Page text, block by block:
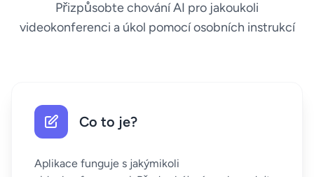
Přizpůsobte chování AI pro jakoukoli
videokonferenci a úkol pomocí osobních instrukcí
Co to je?
Aplikace funguje s jakýmikoli